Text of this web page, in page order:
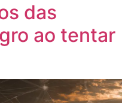
das
ao tentar